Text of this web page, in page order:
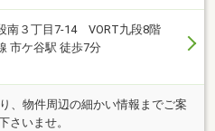
南３丁目7-14 VORT九段8階
市ケ谷駅 徒歩7分
、物件周辺の細かい情報までご案
さいませ。